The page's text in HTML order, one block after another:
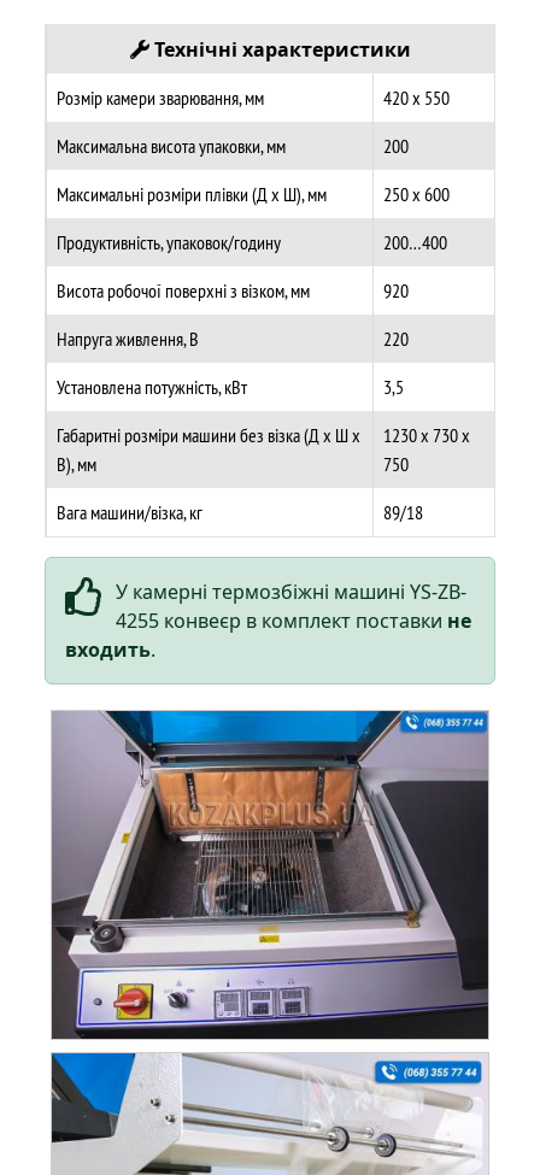
Технічні характеристики
Розмір камери зварювання, мм
420 х 550
Максимальна висота упаковки, мм
200
Максимальні розміри плівки (Д х Ш), мм
250 х 600
Продуктивність, упаковок/годину
200…400
Висота робочої поверхні з візком, мм
920
Напруга живлення, В
220
Установлена потужність, кВт
3,5
Габаритні розміри машини без візка (Д х Ш х
В), мм
1230 х 730 х
750
Вага машини/візка, кг
89/18
У камерні термозбіжні машині YS-ZB-
4255 конвеєр в комплект поставки не
входить.